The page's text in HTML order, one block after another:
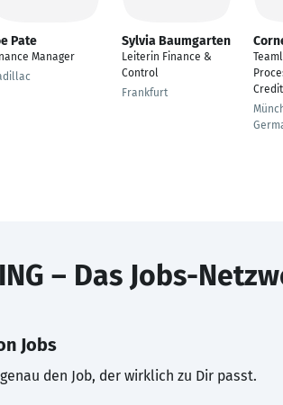
Pate
Manager
Sylvia Baumgarten
Leiterin Finance &
Control
Frankfurt
– Das Jobs-
Jobs
den Job, der wirklich zu Dir passt.